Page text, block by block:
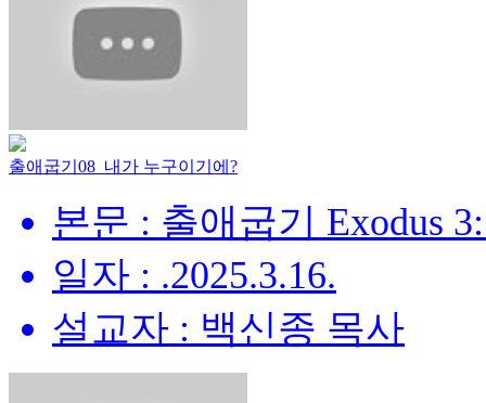
출애굽기08_내가 누구이기에?
본문 : 출애굽기 Exodus
일자 : .2025.3.16.
설교자 : 백신종 목사